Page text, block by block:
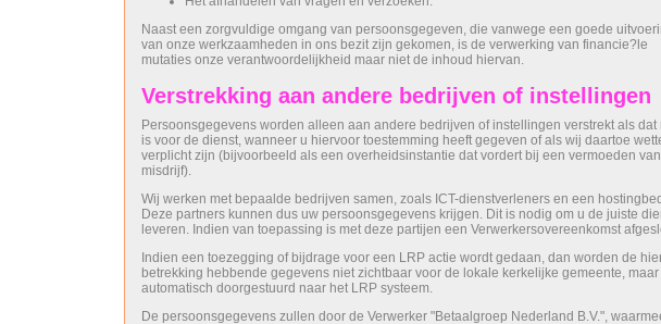
Naast een zorgvuldige omgang van persoonsgegeven, die vanwege een goede
van onze werkzaamheden in ons bezit zijn gekomen, is de verwerking van financie?le
mutaties onze verantwoordelijkheid maar niet de inhoud hiervan.
Verstrekking aan andere bedrijven of instellingen
Persoonsgegevens worden alleen aan andere bedrijven of instellingen verstrekt als dat
is voor de dienst, wanneer u hiervoor toestemming heeft gegeven of als wij daartoe
verplicht zijn (bijvoorbeeld als een overheidsinstantie dat vordert bij een vermoeden
misdrijf).
Wij werken met bepaalde bedrijven samen, zoals ICT-dienstverleners en een
Deze partners kunnen dus uw persoonsgegevens krijgen. Dit is nodig om u de juiste
leveren. Indien van toepassing is met deze partijen een Verwerkersovereenkomst
Indien een toezegging of bijdrage voor een LRP actie wordt gedaan, dan worden de
betrekking hebbende gegevens niet zichtbaar voor de lokale kerkelijke gemeente, maar
automatisch doorgestuurd naar het LRP systeem.
De persoonsgegevens zullen door de Verwerker "Betaalgroep Nederland B.V.",